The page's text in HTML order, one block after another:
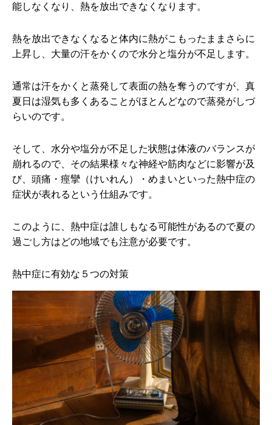
能しなくなり、熱を放出できなくなります。
熱を放出できなくなると体内に熱がこもったままさらに
上昇し、大量の汗をかくので水分と塩分が不足します。
通常は汗をかくと蒸発して表面の熱を奪うのですが、真
夏日は湿気も多くあることがほとんどなので蒸発がしづ
らいのです。
そして、水分や塩分が不足した状態は体液のバランスが
崩れるので、その結果様々な神経や筋肉などに影響が及
び、頭痛・痙攣（けいれん）・めまいといった熱中症の
症状が表れるという仕組みです。
このように、熱中症は誰しもなる可能性があるので夏の
過ごし方はどの地域でも注意が必要です。
熱中症に有効な５つの対策